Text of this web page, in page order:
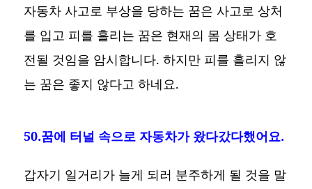
자동차 사고로 부상을 당하는 꿈은 사고로 상처
를 입고 피를 흘리는 꿈은 현재의 몸 상태가 호
전될 것임을 암시합니다. 하지만 피를 흘리지 않
는 꿈은 좋지 않다고 하네요.
50.꿈에 터널 속으로 자동차가 왔다갔다했어요.
갑자기 일거리가 늘게 되러 분주하게 될 것을 말